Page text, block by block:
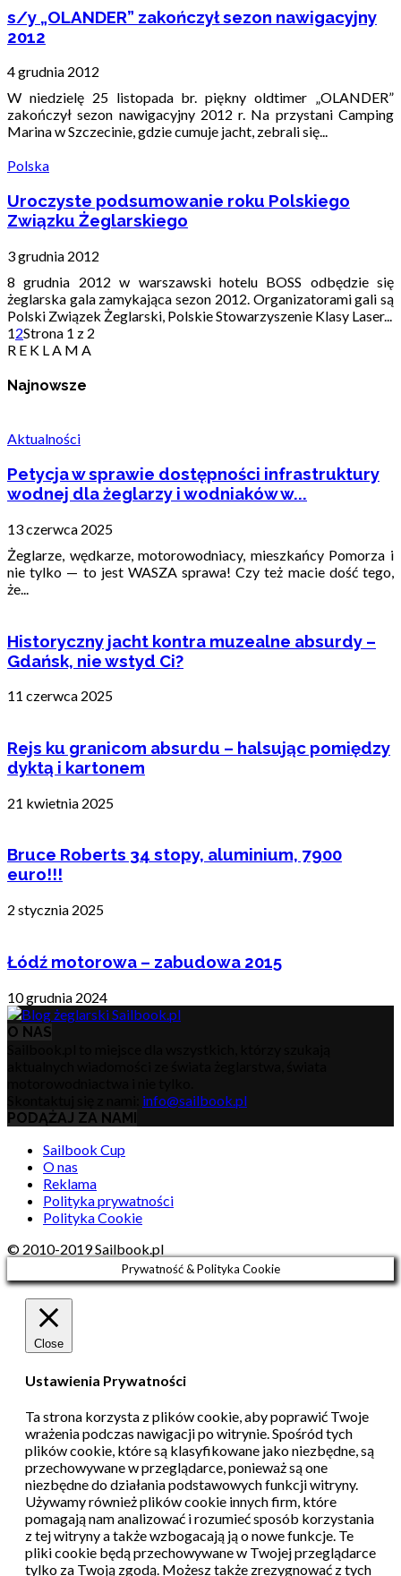
s/y „OLANDER” zakończył sezon nawigacyjny
2012
4 grudnia 2012
W niedzielę 25 listopada br. piękny oldtimer „OLANDER”
zakończył sezon nawigacyjny 2012 r. Na przystani Camping
Marina w Szczecinie, gdzie cumuje jacht, zebrali się...
Polska
Uroczyste podsumowanie roku Polskiego
Związku Żeglarskiego
3 grudnia 2012
8 grudnia 2012 w warszawski hotelu BOSS odbędzie się
żeglarska gala zamykająca sezon 2012. Organizatorami gali są
Polski Związek Żeglarski, Polskie Stowarzyszenie Klasy Laser...
12Strona 1 z 2
R E K L A M A
Najnowsze
Aktualności
Petycja w sprawie dostępności infrastruktury
wodnej dla żeglarzy i wodniaków w...
13 czerwca 2025
Żeglarze, wędkarze, motorowodniacy, mieszkańcy Pomorza i
nie tylko — to jest WASZA sprawa! Czy też macie dość tego,
że...
Historyczny jacht kontra muzealne absurdy –
Gdańsk, nie wstyd Ci?
11 czerwca 2025
Rejs ku granicom absurdu – halsując pomiędzy
dyktą i kartonem
21 kwietnia 2025
Bruce Roberts 34 stopy, aluminium, 7900
euro!!!
2 stycznia 2025
Łódź motorowa – zabudowa 2015
10 grudnia 2024
O NAS
info@sailbook.pl
PODĄŻAJ ZA NAMI
Sailbook Cup
O nas
Reklama
Polityka prywatności
Polityka Cookie
© 2010-2019 Sailbook.pl
Prywatność & Polityka Cookie
Close
Ustawienia Prywatności
Ta strona korzysta z plików cookie, aby poprawić Twoje
wrażenia podczas nawigacji po witrynie.Spośród tych
plików cookie, które są klasyfikowane jako niezbędne, są
przechowywane w przeglądarce, ponieważ są one
niezbędne do działania podstawowych funkcji witryny.
Używamy również plików cookie innych firm, które
pomagają nam analizować i rozumieć sposób korzystania
z tej witryny a także wzbogacają ją o nowe funkcje. Te
pliki cookie będą przechowywane w Twojej przeglądarce
tylko za Twoją zgodą. Możesz także zrezygnować z tych